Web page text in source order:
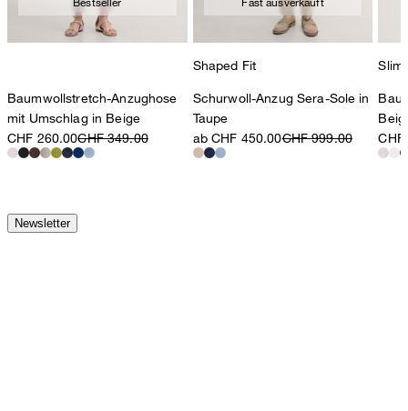
Baumwollstretch-Anzughose
mit Umschlag in Beige
CHF 260.00CHF 349.00
Shaped Fit
Schurwoll-Anzug Sera-Sole in
Taupe
ab CHF 450.00CHF 999.00
Slim
Newsletter